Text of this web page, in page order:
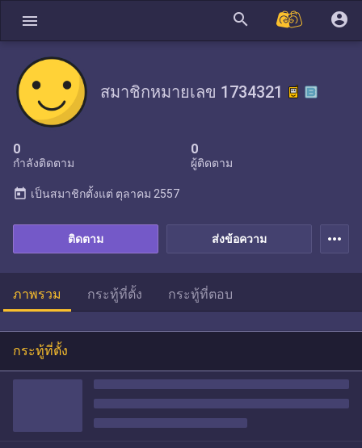
menu search account_circle
สมาชิกหมายเลข 1734321
0
กำลังติดตาม
0
ผู้ติดตาม
ส่งข้อความ
ติดตาม
today เป็นสมาชิกตั้งแต่ ตุลาคม 2557
more_horiz
ภาพรวม กระทู้ที่ตั้ง กระทู้ที่ตอบ
กระทู้ที่ตั้ง